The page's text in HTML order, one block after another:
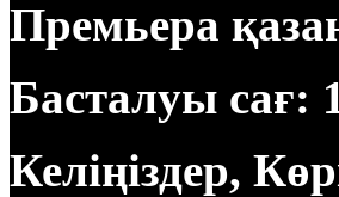
Премьера
Басталуы сағ:
Келіңіздер,